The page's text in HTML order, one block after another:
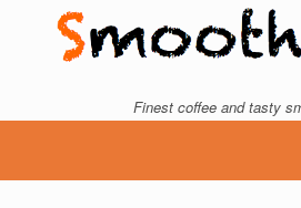
Finest coffee and tasty